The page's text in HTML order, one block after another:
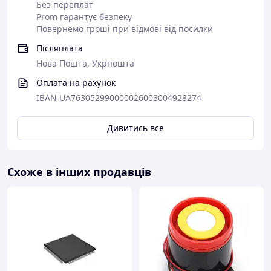
Без переплат
Prom гарантує безпеку
Повернемо гроші при відмові від посилки
Післяплата
Нова Пошта, Укрпошта
Оплата на рахунок
IBAN UA763052990000026003004928274
Дивитись все
Схоже в інших продавців